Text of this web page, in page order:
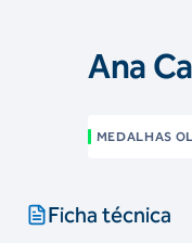
Ana
MEDALHAS
Ficha técnica